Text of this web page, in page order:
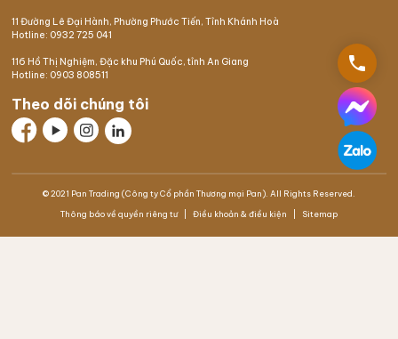
11 Đường Lê Đại Hành, Phường Phước Tiến, Tỉnh Khánh Hoà
Hotline: 0932 725 041
116 Hồ Thị Nghiệm, Đặc khu Phú Quốc, tỉnh An Giang
Hotline: 0903 808511
Theo dõi chúng tôi
© 2021 Pan Trading (Công ty Cổ phần Thương mại Pan). All Rights Reserved.
Thông báo về quyền riêng tư Điều khoản & điều kiện Sitemap
phone